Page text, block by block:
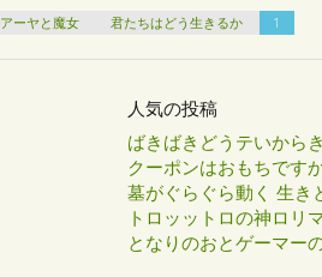
アーヤと魔女 君たちはどう生きるか 1
人気の投稿
ばきばきどうテいから
クーポンはおもちです
墓がぐらぐら動く 生き
トロッットロの神ロリ
となりのおとゲーマー